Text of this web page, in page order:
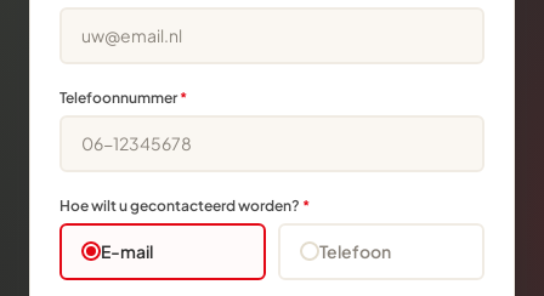
Telefoonnummer*
Hoe wilt u gecontacteerd worden? *
E-mail Telefoon